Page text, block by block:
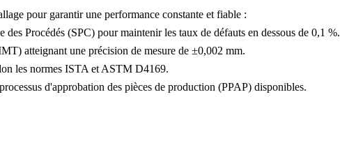
pour garantir une performance constante et fiable :
Procédés (SPC) pour maintenir les taux de défauts en dessous de 0,1 %.
atteignant une précision de mesure de ±0,002 mm.
les normes ISTA et ASTM D4169.
d'approbation des pièces de production (PPAP) disponibles.